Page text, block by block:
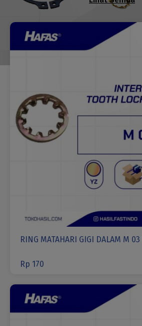
RING MATAHARI GIGI DALAM M
Rp 170